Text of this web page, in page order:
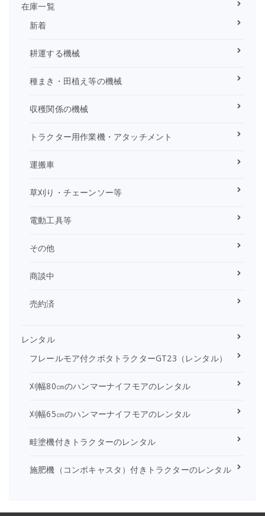
在庫一覧
新着
耕運する機械
種まき・田植え等の機械
収穫関係の機械
トラクター用作業機・アタッチメント
運搬車
草刈り・チェーンソー等
電動工具等
その他
商談中
売約済
レンタル
フレールモア付クボタトラクターGT23（レンタル）
刈幅80㎝のハンマーナイフモアのレンタル
刈幅65㎝のハンマーナイフモアのレンタル
畦塗機付きトラクターのレンタル
施肥機（コンポキャスタ）付きトラクターのレンタル